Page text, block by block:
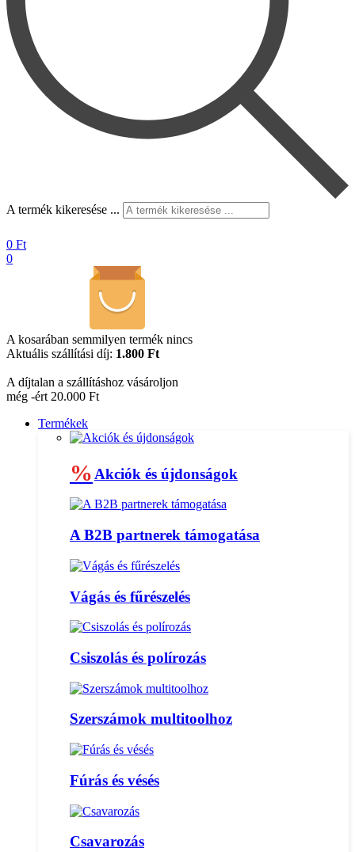
A termék kikeresése ...
0 Ft
0
A kosarában semmilyen termék nincs
Aktuális szállítási díj: 1.800 Ft
A díjtalan a szállításhoz vásároljon
még -ért 20.000 Ft
Termékek
% Akciók és újdonságok
A B2B partnerek támogatása
Vágás és fűrészelés
Csiszolás és polírozás
Szerszámok multitoolhoz
Fúrás és vésés
Csavarozás